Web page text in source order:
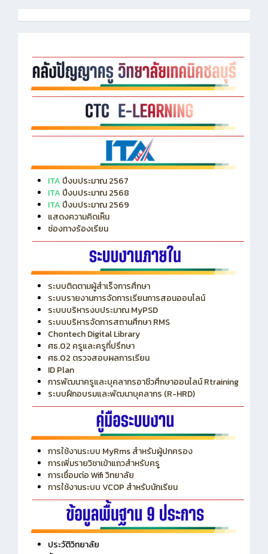
ITA ปีงบประมาณ 2567
ITA ปีงบประมาณ 2568
ITAปีงบประมาณ 2569
แสดงความคิดเห็น
ช่องทางร้องเรียน
ระบบติดตามผู้สำเร็จการศึกษา
ระบบรายงานการจัดการเรียนการสอนออนไลน์
ระบบบริหารงบประมาณ MyPSD
ระบบบริหารจัดการสถานศึกษา RMS
Chontech Digital Library
ศธ.02 ครูและครูที่ปรึกษา
ศธ.02 ตรวจสอบผลการเรียน
ID Plan
การพัฒนาครูและบุคลากรอาชีวศึกษาออนไลน์ Rtraining
ระบบฝึกอบรมและพัฒนาบุคลากร (R-HRD)
การใช้งานระบบ MyRms สำหรับผู้ปกครอง
การเพิ่มรายวิชาเข้าแถวสำหรับครู
การเชื่อมต่อ Wifi วิทยาลัย
การใช้งานระบบ VCOP สำหรับนักเรียน